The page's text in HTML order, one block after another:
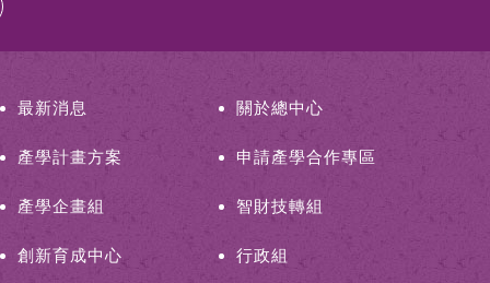
最新消息 關於總中心
產學計畫方案 申請產學合作專區
產學企畫組 智財技轉組
創新育成中心 行政組